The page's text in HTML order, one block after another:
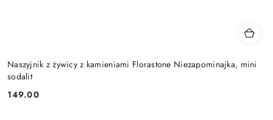
Naszyjnik z żywicy z kamieniami Florastone Niezapominajka, mini
sodalit
Cena:
149.00